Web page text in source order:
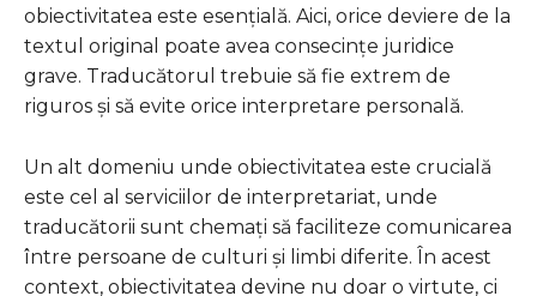
obiectivitatea este esențială. Aici, orice deviere de la
textul original poate avea consecințe juridice
grave. Traducătorul trebuie să fie extrem de
riguros și să evite orice interpretare personală.
Un alt domeniu unde obiectivitatea este crucială
este cel al serviciilor de interpretariat, unde
traducătorii sunt chemați să faciliteze comunicarea
între persoane de culturi și limbi diferite. În acest
context, obiectivitatea devine nu doar o virtute, ci